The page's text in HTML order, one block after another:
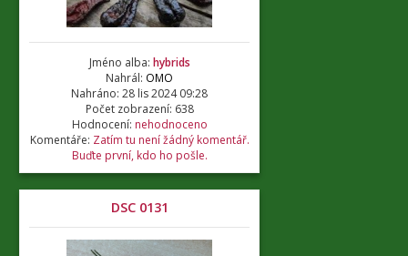
Jméno alba: hybrids
Nahrál: OMO
Nahráno: 28 lis 2024 09:28
Počet zobrazení: 638
Hodnocení: nehodnoceno
Komentáře: Zatím tu není žádný komentář.
Buďte první, kdo ho pošle.
DSC 0131